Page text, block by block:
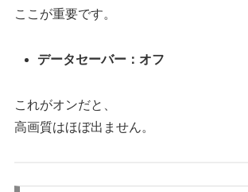
ここが重要です。
データセーバー：オフ
これがオンだと、
高画質はほぼ出ません。